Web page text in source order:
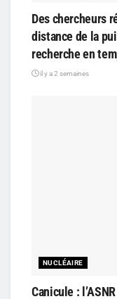
Des chercheurs
distance de la
recherche en
il y a 2 semaines
NUCLÉAIRE
Canicule :